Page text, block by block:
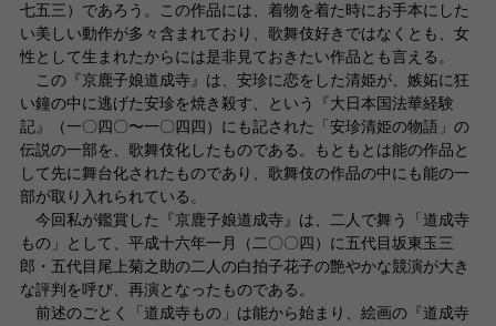
七五三）であろう。この作品には、着物を着た時にお手本にした
い美しい動作が多々含まれており、歌舞伎好きではなくとも、女
性として生まれたからには是非見ておきたい作品とも言える。
この『京鹿子娘道成寺』は、安珍に恋をした清姫が、嫉妬に狂
い鐘の中に逃げた安珍を焼き殺す、という『大日本国法華経験
記』（一〇四〇〜一〇四四）にも記された「安珍清姫の物語」の
伝説の一部を、歌舞伎化したものである。もともとは能の作品と
して先に舞台化されたものであり、歌舞伎の作品の中にも能の一
部が取り入れられている。
今回私が鑑賞した『京鹿子娘道成寺』は、二人で舞う「道成寺
もの」として、平成十六年一月（二〇〇四）に五代目坂東玉三
郎・五代目尾上菊之助の二人の白拍子花子の艶やかな競演が大き
な評判を呼び、再演となったものである。
前述のごとく「道成寺もの」は能から始まり、絵画の『道成寺